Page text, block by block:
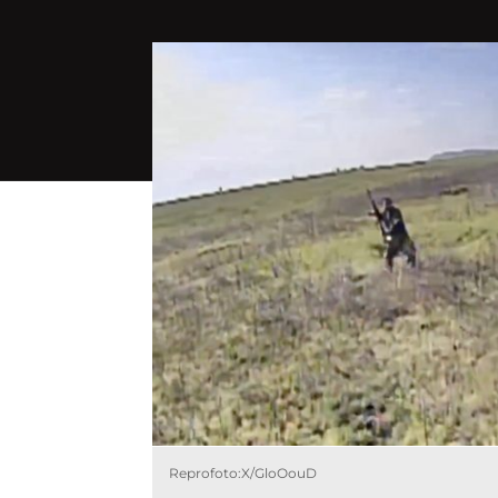
Reprofoto:X/GloOouD